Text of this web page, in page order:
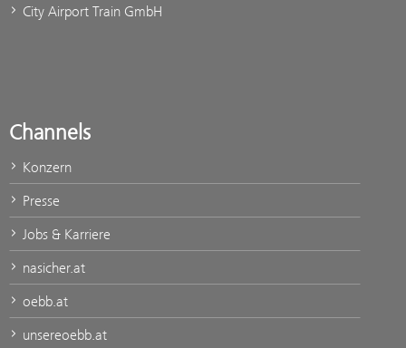
City Airport Train GmbH
Channels
Konzern
Presse
Jobs & Karriere
nasicher.at
oebb.at
unsereoebb.at